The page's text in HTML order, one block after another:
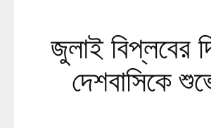
জুলাই বিপ্লবের
দেশবাসিকে